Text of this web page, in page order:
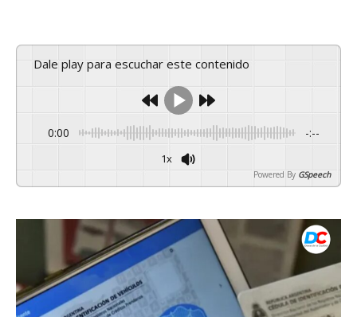
Dale play para escuchar este contenido
0:00 -:--
1x
Powered By GSpeech